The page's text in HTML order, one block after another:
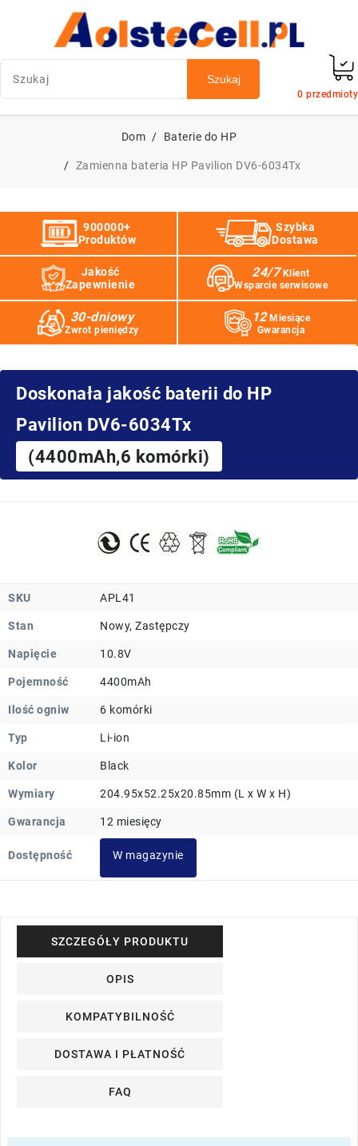
Szukaj
0 przedmioty
Dom Baterie do HP
Zamienna bateria HP Pavilion DV6-6034Tx
900000+
Produktów
Szybka
Dostawa
Jakość
Zapewnienie
24/7 Klient
Wsparcie serwisowe
30-dniowy
Zwrot pieniędzy
12 Miesiące
Gwarancja
Doskonała jakość baterii do HP
Pavilion DV6-6034Tx
(4400mAh,6 komórki)
SKU APL41
Stan Nowy, Zastępczy
Napięcie 10.8V
Pojemność 4400mAh
Ilość ogniw 6 komórki
Typ Li-ion
Kolor Black
Wymiary 204.95x52.25x20.85mm (L x W x H)
Gwarancja 12 miesięcy
Dostępność W magazynie
SZCZEGÓŁY PRODUKTU
OPIS
KOMPATYBILNOŚĆ
DOSTAWA I PŁATNOŚĆ
FAQ